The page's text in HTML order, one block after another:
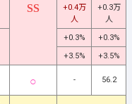
+0.4万
人
+0.3万
人
+0.3%
+0.3%
+3.5%
+3.5%
- 56.2